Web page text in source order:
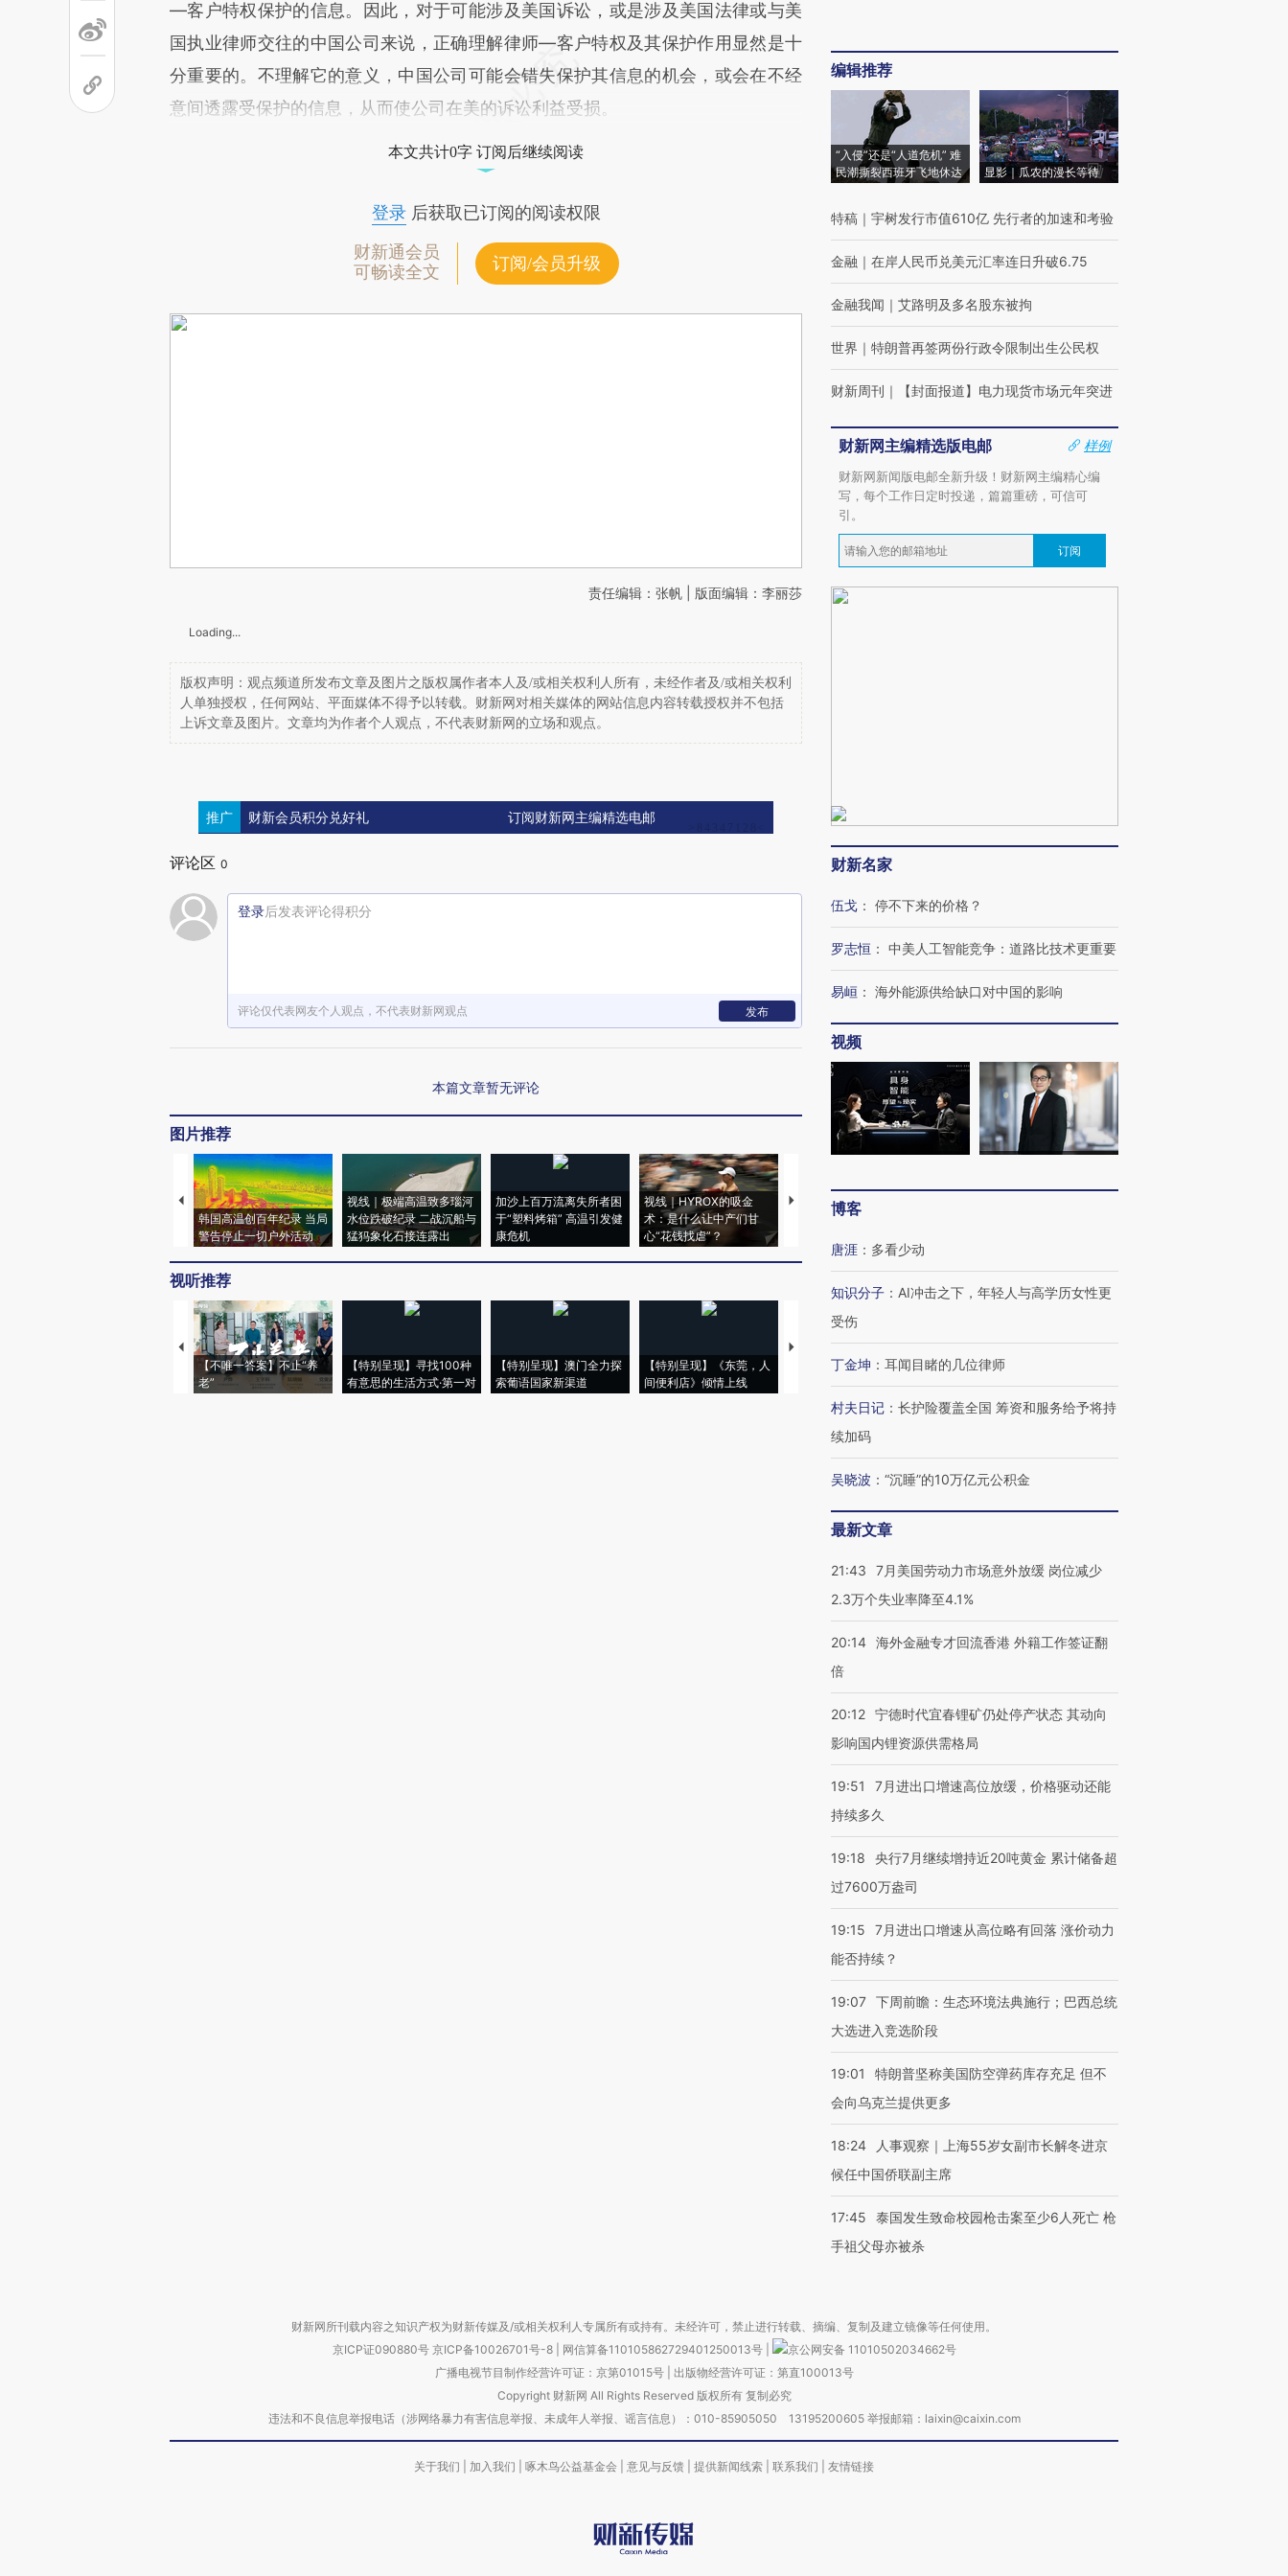
—客户特权保护的信息。因此，对于可能涉及美国诉讼，或是涉及美国法律或与美
国执业律师交往的中国公司来说，正确理解律师—客户特权及其保护作用显然是十
分重要的。不理解它的意义，中国公司可能会错失保护其信息的机会，或会在不经
意间透露受保护的信息，从而使公司在美的诉讼利益受损。
本文共计0字 订阅后继续阅读
登录后获取已订阅的阅读权限
财新通会员
可畅读全文
订阅/会员升级
责任编辑：张帆 | 版面编辑：李丽莎
Loading...
版权声明：观点频道所发布文章及图片之版权属作者本人及/或相关权利人所有，未经作者及/或相关权利
人单独授权，任何网站、平面媒体不得予以转载。财新网对相关媒体的网站信息内容转载授权并不包括
上诉文章及图片。文章均为作者个人观点，不代表财新网的立场和观点。
推广 财新会员积分兑好礼 订阅财新网主编精选电邮
评论区 0
登录后发表评论得积分
评论仅代表网友个人观点，不代表财新网观点 发布
本篇文章暂无评论
图片推荐
韩国高温创百年纪录 当局
警告停止一切户外活动
视线｜极端高温致多瑙河
水位跌破纪录 二战沉船与
猛犸象化石接连露出
加沙上百万流离失所者困
于“塑料烤箱” 高温引发健
康危机
视线｜HYROX的吸金
术：是什么让中产们甘
心“花钱找虐”？
马航飞行员跨国走私7万
粒摇头丸 尿检体内含3种
视听推荐
【不唯一答案】不止“养
老”
【特别呈现】寻找100种
有意思的生活方式·第一对
【特别呈现】澳门全力探
索葡语国家新渠道
【特别呈现】《东莞，人
间便利店》倾情上线
【推广】走进第四届链博
会，让数智科技“链”接产
【特别呈现】寻找100种
有意思的生活方式·第三对
【商旅对话】华住集团
住三大增长引擎是什么？
编辑推荐
“入侵”还是“人道危机” 难
民潮撕裂西班牙飞地休达
显影｜瓜农的漫长等待
特稿 ｜ 宇树发行市值610亿 先行者的加速和考验
金融 ｜ 在岸人民币兑美元汇率连日升破6.75
金融我闻 ｜ 艾路明及多名股东被拘
世界 ｜ 特朗普再签两份行政令限制出生公民权
财新周刊 ｜ 【封面报道】电力现货市场元年突进
财新网主编精选版电邮
样例
财新网新闻版电邮全新升级！财新网主编精心编
写，每个工作日定时投递，篇篇重磅，可信可
引。
订阅
财新名家
伍戈 ： 停不下来的价格？
罗志恒 ： 中美人工智能竞争：道路比技术更重要
易峘 ： 海外能源供给缺口对中国的影响
视频
博客
唐涯 ： 多看少动
知识分子 ： AI冲击之下，年轻人与高学历女性更
受伤
丁金坤 ： 耳闻目睹的几位律师
村夫日记 ： 长护险覆盖全国 筹资和服务给予将持
续加码
吴晓波 ： “沉睡”的10万亿元公积金
最新文章
21:43
7月美国劳动力市场意外放缓 岗位减少
2.3万个失业率降至4.1%
20:14 海外金融专才回流香港 外籍工作签证翻
倍
20:12 宁德时代宜春锂矿仍处停产状态 其动向
影响国内锂资源供需格局
19:51
7月进出口增速高位放缓，价格驱动还能
持续多久
19:18
央行7月继续增持近20吨黄金 累计储备超
过7600万盎司
19:15
7月进出口增速从高位略有回落 涨价动力
能否持续？
19:07 下周前瞻：生态环境法典施行；巴西总统
大选进入竞选阶段
19:01
特朗普坚称美国防空弹药库存充足 但不
会向乌克兰提供更多
18:24
人事观察｜上海55岁女副市长解冬进京
候任中国侨联副主席
17:45
泰国发生致命校园枪击案至少6人死亡 枪
手祖父母亦被杀
财新网所刊载内容之知识产权为财新传媒及/或相关权利人专属所有或持有。未经许可，禁止进行转载、摘编、复制及建立镜像等任何使用。
京ICP证090880号 京ICP备10026701号-8 网信算备110105862729401250013号
京公网安备 11010502034662号
广播电视节目制作经营许可证：京第01015号| 出版物经营许可证：第直100013号
Copyright 财新网 All Rights Reserved 版权所有 复制必究
违法和不良信息举报电话（涉网络暴力有害信息举报、未成年人举报、谣言信息）：010-85905050 13195200605 举报邮箱：laixin@caixin.com
关于我们 加入我们 啄木鸟公益基金会 意见与反馈 提供新闻线索 联系我们 友情链接